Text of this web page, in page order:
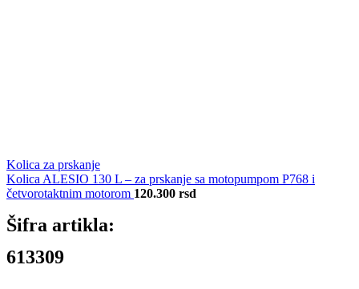
Kolica za prskanje
Kolica ALESIO 130 L – za prskanje sa motopumpom P768 i
četvorotaktnim motorom 120.300 rsd
Šifra artikla:
613309